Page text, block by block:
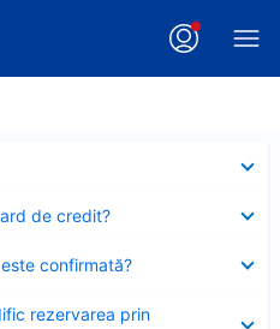
de credit?
confirmată?
rezervarea prin